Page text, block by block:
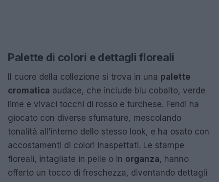
Palette di colori e dettagli floreali
Il cuore della collezione si trova in una palette
cromatica audace, che include blu cobalto, verde
lime e vivaci tocchi di rosso e turchese. Fendi ha
giocato con diverse sfumature, mescolando
tonalità all’interno dello stesso look, e ha osato con
accostamenti di colori inaspettati. Le stampe
floreali, intagliate in pelle o in organza, hanno
offerto un tocco di freschezza, diventando dettagli